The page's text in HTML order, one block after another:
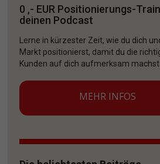
0 ,- EUR Positionierungs-
deinen Podcast
Lerne in kürzester Zeit, wie du dich
Markt positionierst, damit du die
Kunden auf dich aufmerksam machst.
MEHR INFOS